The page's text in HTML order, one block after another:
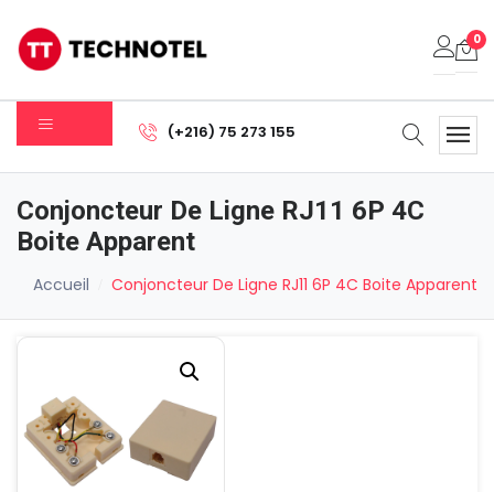
0
Votre panier est vide.
Sous-total: 0.000DT
Voir Le Panier Commander
(+216) 75 273 155
Conjoncteur De Ligne RJ11 6P 4C
Boite Apparent
Accueil Conjoncteur De Ligne RJ11 6P 4C Boite Apparent